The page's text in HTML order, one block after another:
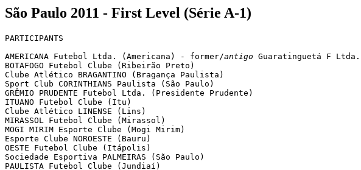
São Paulo 2011 - First Level (Série A-1)
PARTICIPANTS
AMERICANA Futebol Ltda. (Americana) - former/antigo Guaratinguetá F
BOTAFOGO Futebol Clube (Ribeirão Preto)
Clube Atlético BRAGANTINO (Bragança Paulista)
Sport Club CORINTHIANS Paulista (São Paulo)
GRÊMIO PRUDENTE Futebol Ltda. (Presidente Prudente)
ITUANO Futebol Clube (Itu)
Clube Atlético LINENSE (Lins)
MIRASSOL Futebol Clube (Mirassol)
MOGI MIRIM Esporte Clube (Mogi Mirim)
Esporte Clube NOROESTE (Bauru)
OESTE Futebol Clube (Itápolis)
Sociedade Esportiva PALMEIRAS (São Paulo)
PAULISTA Futebol Clube (Jundiaí)